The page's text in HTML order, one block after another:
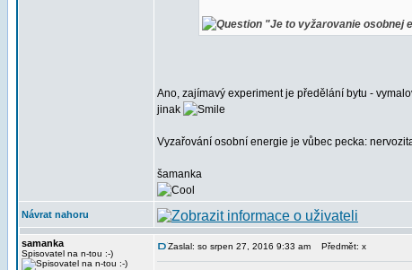
"Je to vyžarovanie osobnej
Ano, zajímavý experiment je předělání bytu -
jinak
Vyzařování osobní energie je vůbec pecka:
šamanka
Návrat nahoru
samanka
Spisovatel na n-tou :-)
Zaslal: so srpen 27, 2016 9:33 am Předmět: x